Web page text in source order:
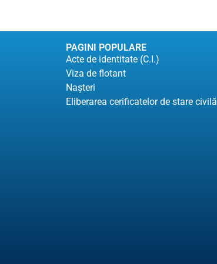
PAGINI POPULARE
Acte de identitate (C.I.)
Viza de flotant
Naşteri
Eliberarea cerificatelor de stare civilă